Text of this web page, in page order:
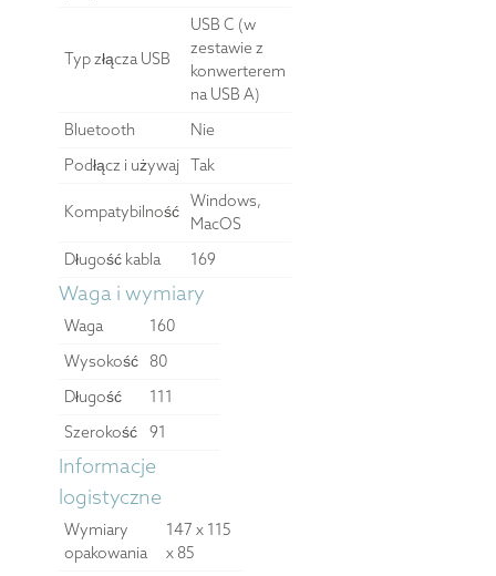
Typ złącza USB
USB C (w
zestawie z
konwerterem
na USB A)
Bluetooth
Nie
Podłącz i używaj Tak
Kompatybilność
Windows,
MacOS
Długość kabla
169
Waga i wymiary
Waga
160
Wysokość
80
Długość
111
Szerokość
91
Informacje
logistyczne
Wymiary
opakowania
147 x 115
x 85